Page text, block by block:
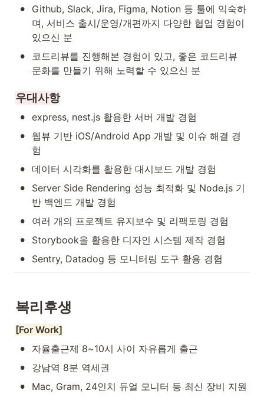
•
Github, Slack, Jira, Figma, Notion 등 툴에 익숙하
며, 서비스 출시/운영/개편까지 다양한 협업 경험이
있으신 분
•
코드리뷰를 진행해본 경험이 있고, 좋은 코드리뷰
문화를 만들기 위해 노력할 수 있으신 분
우대사항
• express, nest.js 활용한 서버 개발 경험
•
웹뷰 기반 iOS/Android App 개발 및 이슈 해결 경
험
• 데이터 시각화를 활용한 대시보드 개발 경험
•
Server Side Rendering 성능 최적화 및 Node.js 기
반 백엔드 개발 경험
• 여러 개의 프로젝트 유지보수 및 리팩토링 경험
• Storybook을 활용한 디자인 시스템 제작 경험
• Sentry, Datadog 등 모니터링 도구 활용 경험
복리후생
[For Work]
• 자율출근제 8~10시 사이 자유롭게 출근
• 강남역 8분 역세권
• Mac, Gram, 24인치 듀얼 모니터 등 최신 장비 지원